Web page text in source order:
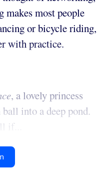
makes most people
or bicycle riding,
with practice.
, a lovely princess
into a deep pond.
if...